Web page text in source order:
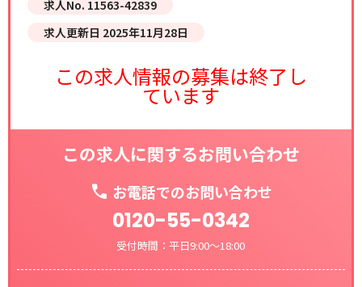
求人No. 11563-42839
求人更新日 2025年11月28日
この求人情報の募集は終了し
ています
この求人に関するお問い合わせ
お電話でのお問い合わせ
0120-55-0342
受付時間：平日9:00～18:00